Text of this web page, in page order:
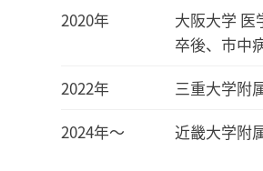
2020年
大阪大学 医
卒後、市中
2022年
三重大学附
2024年〜
近畿大学附